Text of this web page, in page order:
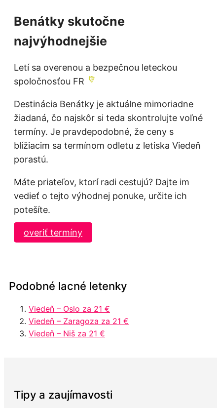
Benátky skutočne
najvýhodnejšie
Letí sa overenou a bezpečnou leteckou
spoločnosťou FR
Destinácia Benátky je aktuálne mimoriadne
žiadaná, čo najskôr si teda skontrolujte voľné
termíny. Je pravdepodobné, že ceny s
blížiacim sa termínom odletu z letiska Viedeň
porastú.
Máte priateľov, ktorí radi cestujú? Dajte im
vedieť o tejto výhodnej ponuke, určite ich
potešíte.
overiť termíny
Podobné lacné letenky
Viedeň – Oslo za 21 €
Viedeň – Zaragoza za 21 €
Viedeň – Niš za 21 €
Tipy a zaujímavosti